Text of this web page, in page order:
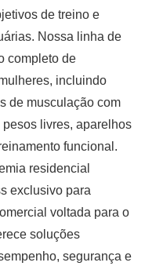
de treino e
Nossa linha de
completo de
incluindo
de musculação com
livres, aparelhos
funcional.
residencial
exclusivo para
voltada para o
soluções
segurança e